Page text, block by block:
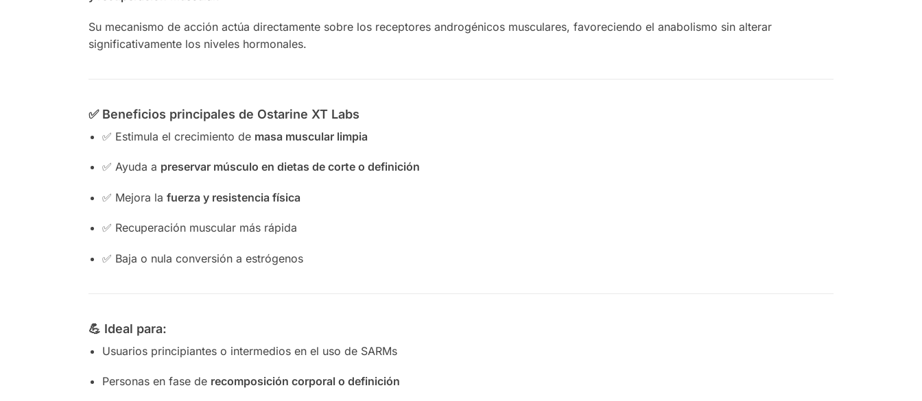
Su mecanismo de acción actúa directamente sobre los receptores androgénicos musculares, favoreciendo el anabolismo sin alterar
significativamente los niveles hormonales.
✅ Beneficios principales de Ostarine XT Labs
✅ Estimula el crecimiento de masa muscular limpia
✅ Ayuda a preservar músculo en dietas de corte o definición
✅ Mejora la fuerza y resistencia física
✅ Recuperación muscular más rápida
✅ Baja o nula conversión a estrógenos
💪 Ideal para:
Usuarios principiantes o intermedios en el uso de SARMs
Personas en fase de recomposición corporal o definición